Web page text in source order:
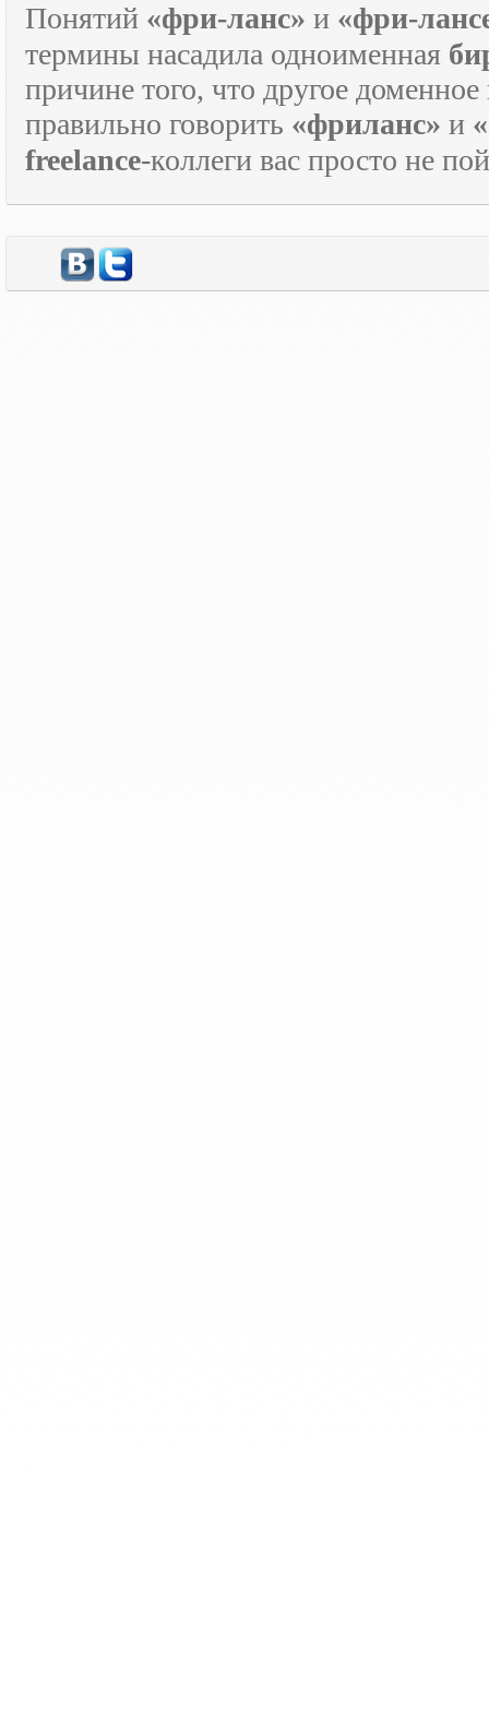
Понятий «фри-ланс» и «фри-
термины насадила одноименная
причине того, что другое
правильно говорить «фриланс» и
freelance-коллеги вас просто не